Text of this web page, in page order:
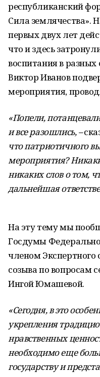
республиканский
Сила землячества».
первых двух лет
что и здесь
воспитания в разных
Виктор Иванов
мероприятия,
«Попели,
и все разошлись, –
что патриотичного
мероприятия?
никаких слов о том,
дальнейшая
На эту тему мы
Госдумы
членом Экспертного
созыва по вопросам
Ингой Юмашевой.
«Сегодня, в это
укрепления
нравственных
необходимо еще
государству и